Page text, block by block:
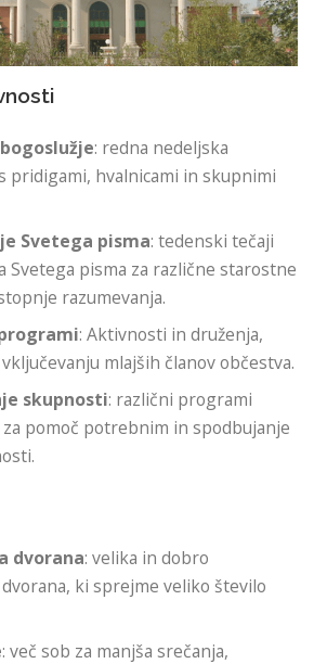
: redna nedeljska
pridigami, hvalnicami in skupnimi
Svetega pisma: tedenski tečaji
Svetega pisma za različne starostne
razumevanja.
: Aktivnosti in druženja,
mlajših članov občestva.
skupnosti: različni programi
za pomoč potrebnim in spodbujanje
dvorana: velika in dobro
ki sprejme veliko število
: več sob za manjša srečanja,